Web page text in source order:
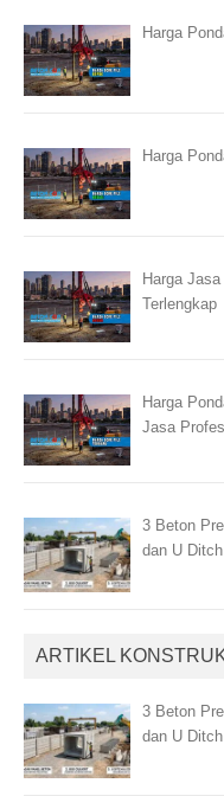
Harga
Harga
Harga
Terlengkap
Harga
Jasa
3 Beton
dan U Ditch
ARTIKEL
3 Beton
dan U Ditch